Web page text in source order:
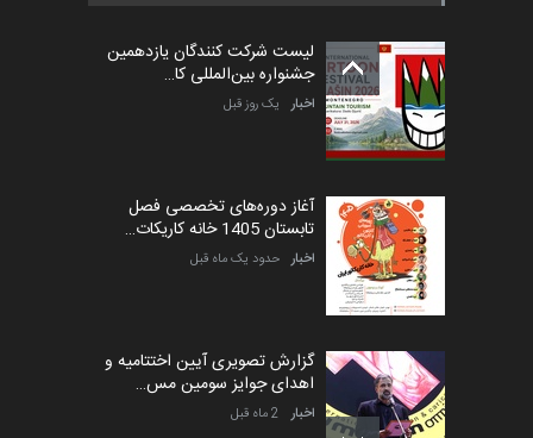
لیست شرکت کنندگان یازدهمین
جشنواره بین‌المللی کا…
اخبار یک روز قبل
آغاز دوره‌های تخصصی فصل
تابستان 1405 خانه کاریکات…
اخبار حدود یک ماه قبل
گزارش تصویری آیین اختتامیه و
اهدای جوایز سومین مس…
اخبار 2 ماه قبل